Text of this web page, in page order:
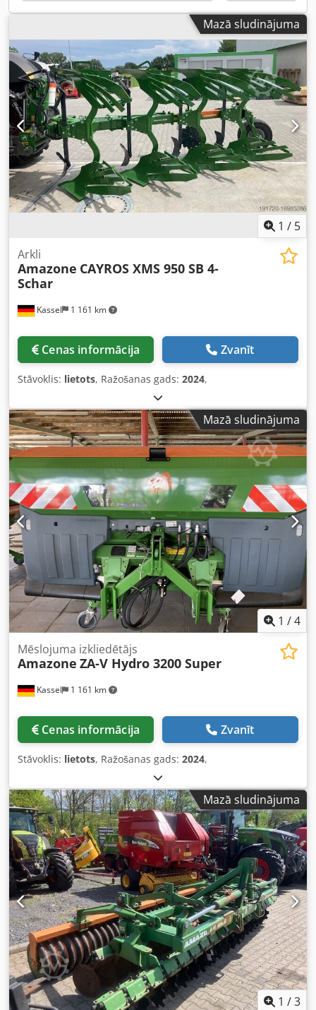
Mazā sludinājuma
1 / 5
Kassel 1 161 km
Arkli
Amazone CAYROS XMS 950 SB 4-
Schar
Cenas informācija Zvanīt
Stāvoklis: lietots, Ražošanas gads: 2024,
Mazā sludinājuma
1 /4
Kassel 1 161 km
Mēslojuma izkliedētājs
Amazone ZA-V Hydro 3200 Super
Cenas informācija Zvanīt
Stāvoklis: lietots, Ražošanas gads: 2024,
Mazā sludinājuma
1 /3